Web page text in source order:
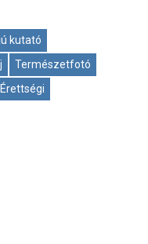
kutató
Természetfotó
Érettségi